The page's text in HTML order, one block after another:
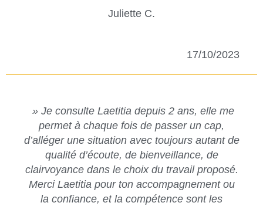
Juliette C.
17/10/2023
» Je consulte Laetitia depuis 2 ans, elle me
permet à chaque fois de passer un cap,
d’alléger une situation avec toujours autant de
qualité d’écoute, de bienveillance, de
clairvoyance dans le choix du travail proposé.
Merci Laetitia pour ton accompagnement ou
la confiance, et la compétence sont les